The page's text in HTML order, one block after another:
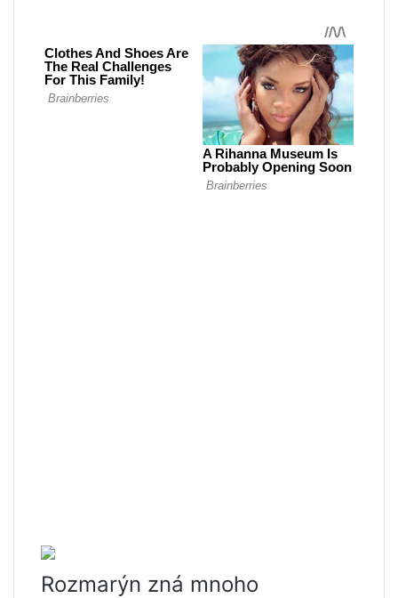
Rozmarýn zná mnoho